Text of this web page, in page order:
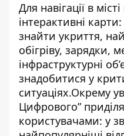
Для навігації в
інтерактивні
знайти укриття,
обігріву, зарядки,
інфраструктурні
знадобитися у
ситуаціях.Окрему
Цифрового”
користувачами: у